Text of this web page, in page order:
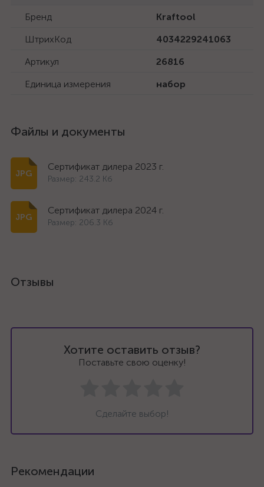
Бренд
Kraftool
ШтрихКод
4034229241063
Артикул
26816
Единица измерения
набор
Файлы и документы
Сертификат дилера 2023 г.
Размер: 243.2 Кб
Сертификат дилера 2024 г.
Размер: 206.3 Кб
Отзывы
Хотите оставить отзыв?
Поставьте свою оценку!
Сделайте выбор!
Рекомендации